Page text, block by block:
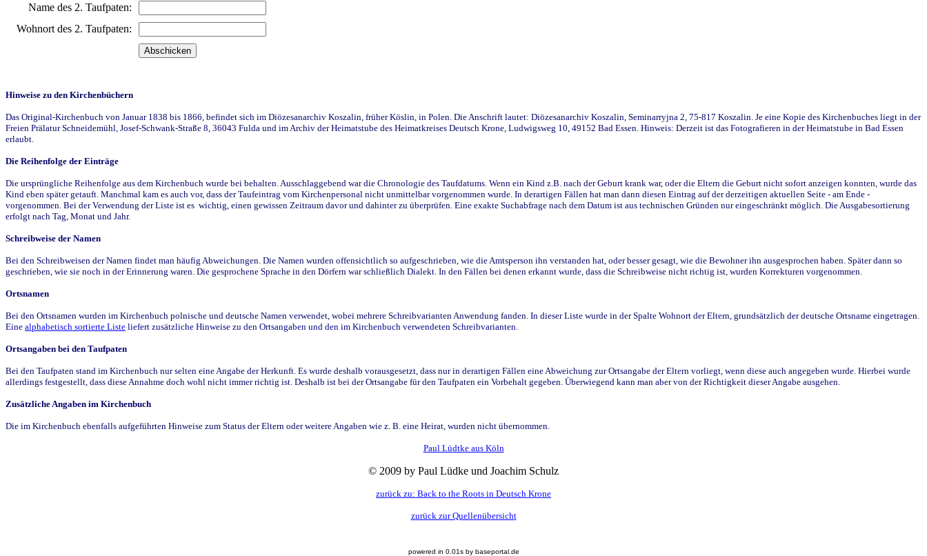
Name des 2. Taufpaten:
Wohnort des 2. Taufpaten:
Hinweise zu den Kirchenbüchern
Das Original-Kirchenbuch von Januar 1838 bis 1866, befindet sich im Diözesanarchiv Koszalin, früher Köslin, in Polen. Die Anschrift lautet: Diözesanarchiv Koszalin, Seminarryjna 2, 75-817 Koszalin. Je eine Kopie des Kirchenbuches liegt in der
Freien Prälatur Schneidemühl, Josef-Schwank-Straße 8, 36043 Fulda und im Archiv der Heimatstube des Heimatkreises Deutsch Krone, Ludwigsweg 10, 49152 Bad Essen. Hinweis: Derzeit ist das Fotografieren in der Heimatstube in Bad Essen
erlaubt.
Die Reihenfolge der Einträge
Die ursprüngliche Reihenfolge aus dem Kirchenbuch wurde bei behalten. Ausschlaggebend war die Chronologie des Taufdatums. Wenn ein Kind z.B. nach der Geburt krank war, oder die Eltern die Geburt nicht sofort anzeigen konnten, wurde das
Kind eben später getauft. Manchmal kam es auch vor, dass der Taufeintrag vom Kirchenpersonal nicht unmittelbar vorgenommen wurde. In derartigen Fällen hat man dann diesen Eintrag auf der derzeitigen aktuellen Seite - am Ende -
vorgenommen. Bei der Verwendung der Liste ist es wichtig, einen gewissen Zeitraum davor und dahinter zu überprüfen. Eine exakte Suchabfrage nach dem Datum ist aus technischen Gründen nur eingeschränkt möglich. Die Ausgabesortierung
erfolgt nach Tag, Monat und Jahr.
Schreibweise der Namen
Bei den Schreibweisen der Namen findet man häufig Abweichungen. Die Namen wurden offensichtlich so aufgeschrieben, wie die Amtsperson ihn verstanden hat, oder besser gesagt, wie die Bewohner ihn ausgesprochen haben. Später dann so
geschrieben, wie sie noch in der Erinnerung waren. Die gesprochene Sprache in den Dörfern war schließlich Dialekt. In den Fällen bei denen erkannt wurde, dass die Schreibweise nicht richtig ist, wurden Korrekturen vorgenommen.
Ortsnamen
Bei den Ortsnamen wurden im Kirchenbuch polnische und deutsche Namen verwendet, wobei mehrere Schreibvarianten Anwendung fanden. In dieser Liste wurde in der Spalte Wohnort der Eltern, grundsätzlich der deutsche Ortsname eingetragen.
Eine alphabetisch sortierte Liste liefert zusätzliche Hinweise zu den Ortsangaben und den im Kirchenbuch verwendeten Schreibvarianten.
Ortsangaben bei den Taufpaten
Bei den Taufpaten stand im Kirchenbuch nur selten eine Angabe der Herkunft. Es wurde deshalb vorausgesetzt, dass nur in derartigen Fällen eine Abweichung zur Ortsangabe der Eltern vorliegt, wenn diese auch angegeben wurde. Hierbei wurde
allerdings festgestellt, dass diese Annahme doch wohl nicht immer richtig ist. Deshalb ist bei der Ortsangabe für den Taufpaten ein Vorbehalt gegeben. Überwiegend kann man aber von der Richtigkeit dieser Angabe ausgehen.
Zusätzliche Angaben im Kirchenbuch
Die im Kirchenbuch ebenfalls aufgeführten Hinweise zum Status der Eltern oder weitere Angaben wie z. B. eine Heirat, wurden nicht übernommen.
Paul Lüdtke aus Köln
© 2009 by Paul Lüdke und Joachim Schulz
zurück zu: Back to the Roots in Deutsch Krone
zurück zur Quellenübersicht
powered in 0.01s by baseportal.de